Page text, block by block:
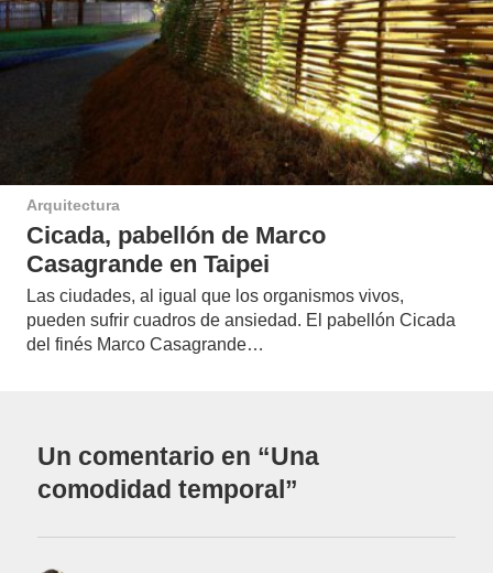
Arquitectura
Cicada, pabellón de Marco
Casagrande en Taipei
Las ciudades, al igual que los organismos vivos,
pueden sufrir cuadros de ansiedad. El pabellón Cicada
del finés Marco Casagrande…
Un comentario en “Una
comodidad temporal”